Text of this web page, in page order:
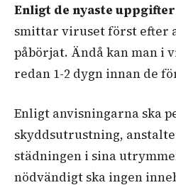
Enligt de nyaste
smittar viruset först efter
påbörjat. Ändå kan man i
redan 1-2 dygn innan de
Enligt anvisningarna ska
skyddsutrustning,
städningen i sina
nödvändigt ska ingen